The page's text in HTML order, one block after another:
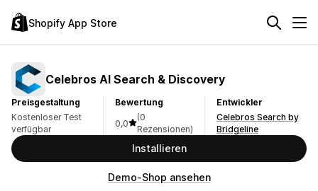
Shopify App Store
Celebros AI Search & Discovery
Preisgestaltung
Kostenloser Test
verfügbar
Bewertung
0,0
(0
Rezensionen)
Entwickler
Celebros Search by
Bridgeline
Installieren
Demo-Shop ansehen